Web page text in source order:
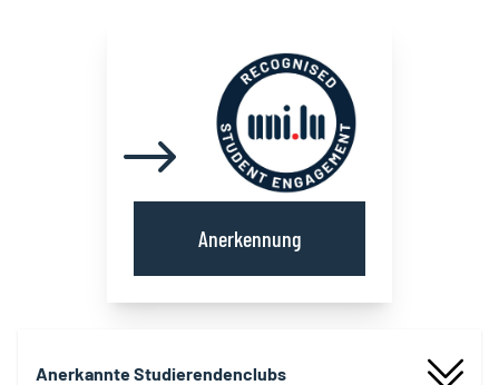
Anerkennung
Anerkannte Studierendenclubs